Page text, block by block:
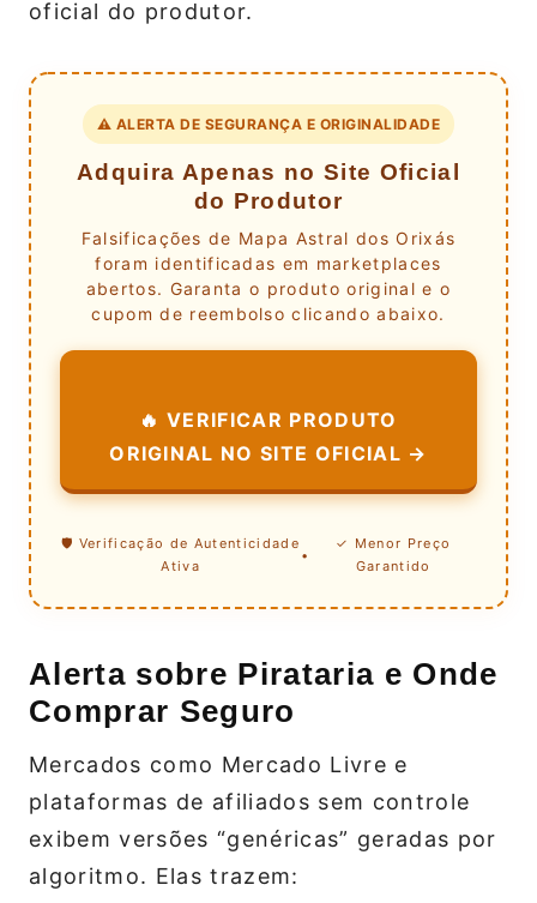
oficial do produtor.
⚠️ ALERTA DE SEGURANÇA E ORIGINALIDADE
Adquira Apenas no Site Oficial
do Produtor
Falsificações de Mapa Astral dos Orixás
foram identificadas em marketplaces
abertos. Garanta o produto original e o
cupom de reembolso clicando abaixo.
🔥 VERIFICAR PRODUTO
ORIGINAL NO SITE OFICIAL →
🛡️ Verificação de Autenticidade
Ativa
•
✓ Menor Preço
Garantido
Alerta sobre Pirataria e Onde
Comprar Seguro
Mercados como Mercado Livre e
plataformas de afiliados sem controle
exibem versões “genéricas” geradas por
algoritmo. Elas trazem: